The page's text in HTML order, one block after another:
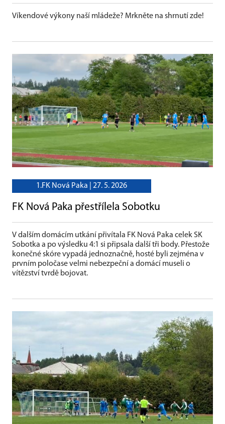
Víkendové výkony naší mládeže? Mrkněte na shrnutí zde!
1.FK Nová Paka | 27. 5. 2026
FK Nová Paka přestřílela Sobotku
V dalším domácím utkání přivítala FK Nová Paka celek SK
Sobotka a po výsledku 4:1 si připsala další tři body. Přestože
konečné skóre vypadá jednoznačně, hosté byli zejména v
prvním poločase velmi nebezpeční a domácí museli o
vítězství tvrdě bojovat.